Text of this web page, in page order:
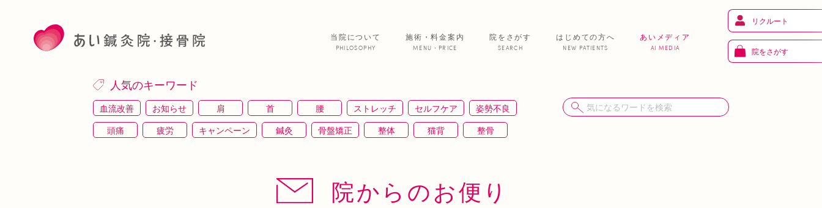
当院について
PHILOSOPHY
施術・料金案内
MENU・PRICE
院をさがす
SEARCH
はじめての方へ
NEW PATIENTS
あいメディア
AI MEDIA
院からのお便り トレーニング
リクルート
院をさがす
人気のキーワード
血流改善 お知らせ 肩 首 腰 ストレッチ セルフケア
姿勢不良
頭痛
疲労 キャンペーン 鍼灸 骨盤矯正 整体 猫背
整骨
むくみ 睡眠不足 鶴橋
対応できる症状
院からのお便り